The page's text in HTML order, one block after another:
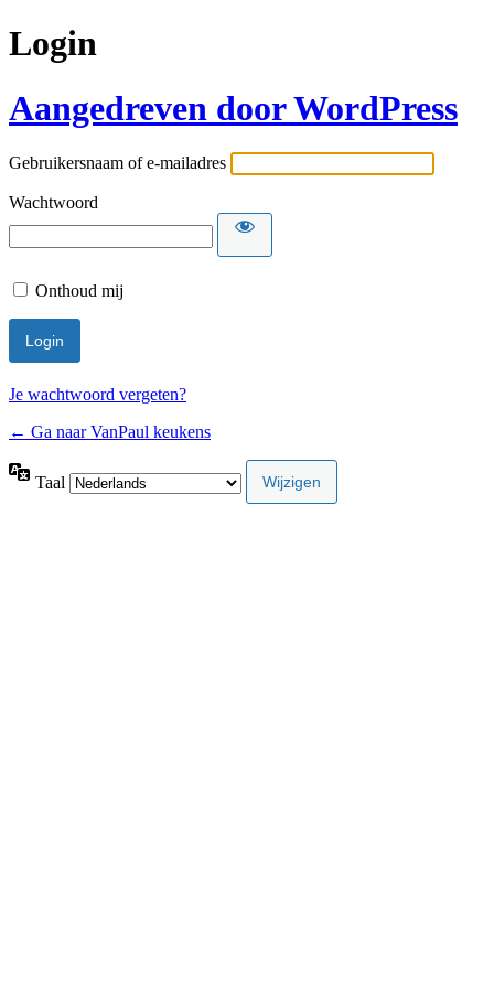
Login
Aangedreven door WordPress
Gebruikersnaam of e-mailadres
Wachtwoord
Onthoud mij
Je wachtwoord vergeten?
← Ga naar VanPaul keukens
Taal